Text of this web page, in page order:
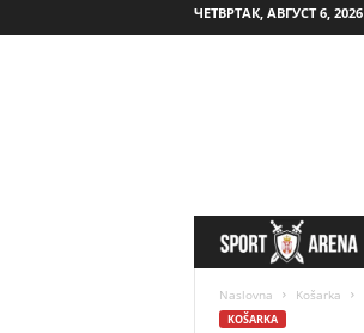
ЧЕТВРТАК, АВГУСТ 6, 2026
Naslovna Košarka
KOŠARKA